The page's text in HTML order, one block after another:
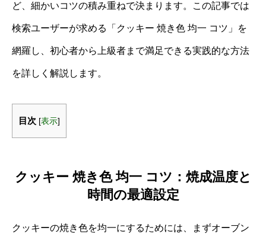
ど、細かいコツの積み重ねで決まります。この記事では
検索ユーザーが求める「クッキー 焼き色 均一 コツ」を
網羅し、初心者から上級者まで満足できる実践的な方法
を詳しく解説します。
目次 [表示]
クッキー 焼き色 均一 コツ：焼成温度と
時間の最適設定
クッキーの焼き色を均一にするためには、まずオーブン